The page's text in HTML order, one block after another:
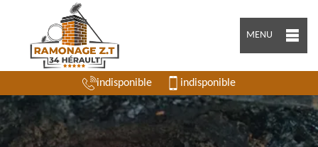
MENU
indisponible indisponible